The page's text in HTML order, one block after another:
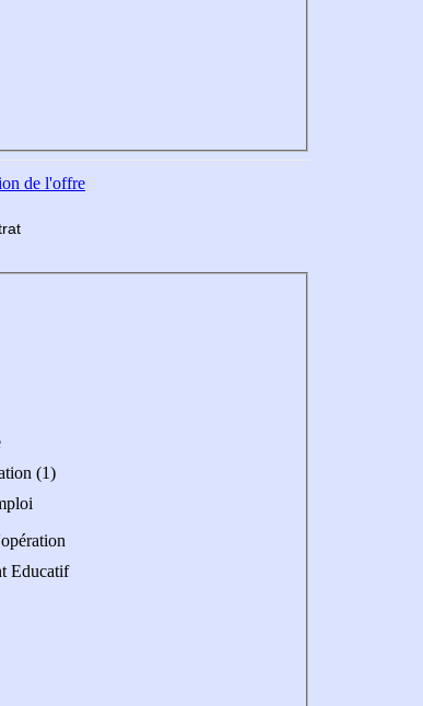
de l'offre
(1)
Educatif